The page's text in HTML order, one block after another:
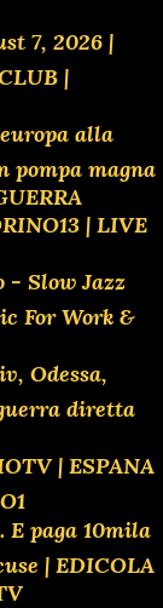
7, 2026 |
|
alla
pompa magna
| LIVE
- Slow Jazz
For Work &
Odessa,
diretta
| ESPANA
paga 10mila
| EDICOLA